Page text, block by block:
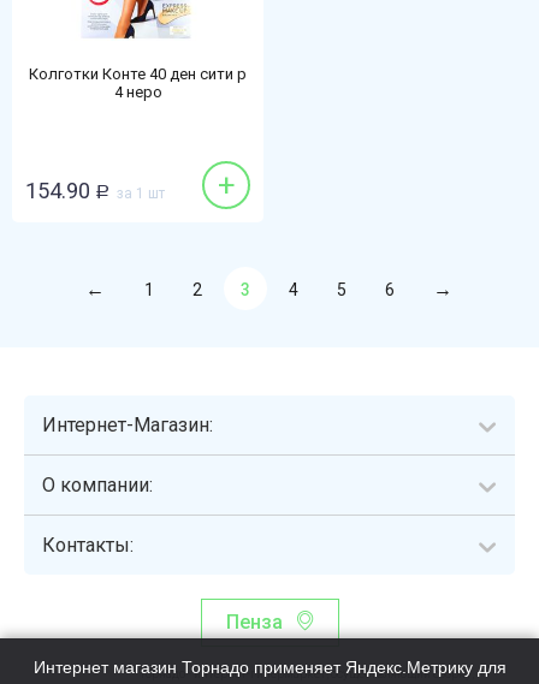
Колготки Конте 40 ден сити р
4 неро
154.90 Р за 1 шт +
1 2 3 4 5 6
Интернет-Магазин:
О компании:
Контакты:
Пенза
Торнадо - интернет-гипермаркет, осуществляющий сборку,
Интернет магазин Торнадо применяет Яндекс.Метрику для